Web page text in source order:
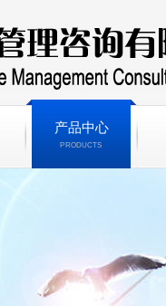
产品中心
PRODUCTS